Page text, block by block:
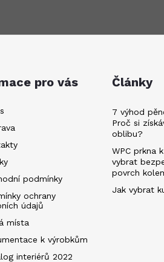
pro vás
podmínky
ochrany
údajů
místa
k výrobkům
interiérů 2022
Články
7 výhod
Proč si
oblibu?
WPC prkna
vybrat
povrch
Jak vybrat